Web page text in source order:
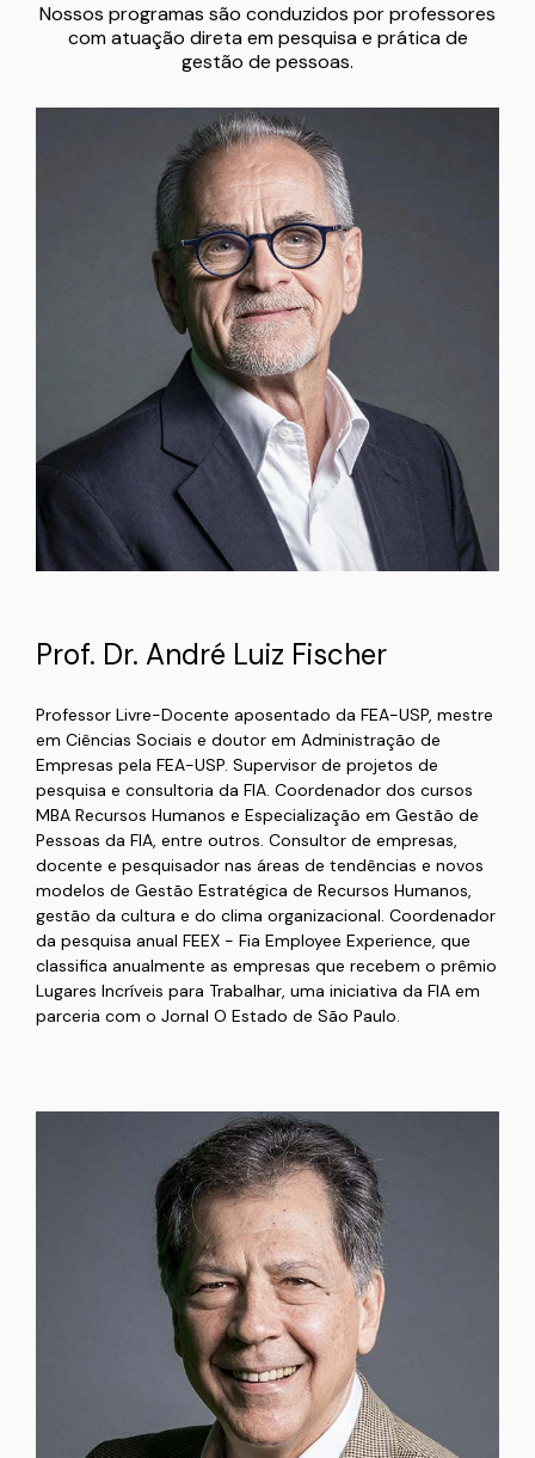
Nossos programas são conduzidos por professores
com atuação direta em pesquisa e prática de
gestão de pessoas.
Prof. Dr. André Luiz Fischer
Professor Livre-Docente aposentado da FEA-USP, mestre
em Ciências Sociais e doutor em Administração de
Empresas pela FEA-USP. Supervisor de projetos de
pesquisa e consultoria da FIA. Coordenador dos cursos
MBA Recursos Humanos e Especialização em Gestão de
Pessoas da FIA, entre outros. Consultor de empresas,
docente e pesquisador nas áreas de tendências e novos
modelos de Gestão Estratégica de Recursos Humanos,
gestão da cultura e do clima organizacional. Coordenador
da pesquisa anual FEEX - Fia Employee Experience, que
classifica anualmente as empresas que recebem o prêmio
Lugares Incríveis para Trabalhar, uma iniciativa da FIA em
parceria com o Jornal O Estado de São Paulo.